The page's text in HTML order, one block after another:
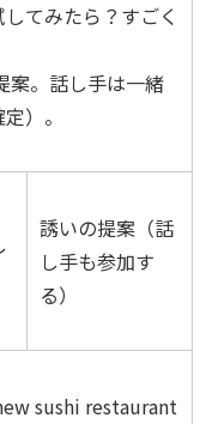
してみたら？すごく
。話し手は一緒
）。
誘いの提案（話
し手も参加す
る）
sushi restaurant